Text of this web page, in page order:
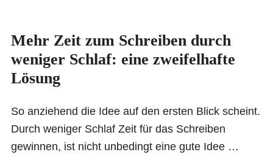
Mehr Zeit zum Schreiben durch
weniger Schlaf: eine zweifelhafte
Lösung
So anziehend die Idee auf den ersten Blick scheint.
Durch weniger Schlaf Zeit für das Schreiben
gewinnen, ist nicht unbedingt eine gute Idee …